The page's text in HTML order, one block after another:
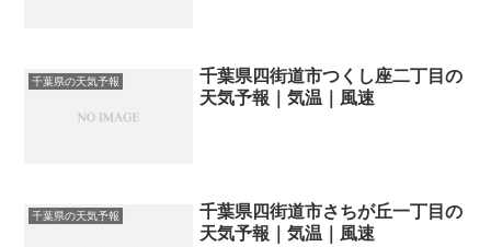
千葉県の天気予報
千葉県四街道市つくし座二丁目の
天気予報｜気温｜風速
千葉県の天気予報
千葉県四街道市さちが丘一丁目の
天気予報｜気温｜風速